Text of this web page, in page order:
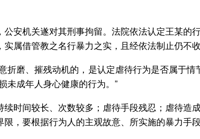
安机关遂对其刑事拘留。法院依法认定王某的
属借管教之名行暴力之实，且经依法制止仍不
磨、摧残动机的，是认定虐待行为是否属于
未成年人身心健康的行为。”
时间较长、次数较多；虐待手段残忍；虐待造
，要根据行为人的主观故意、所实施的暴力手